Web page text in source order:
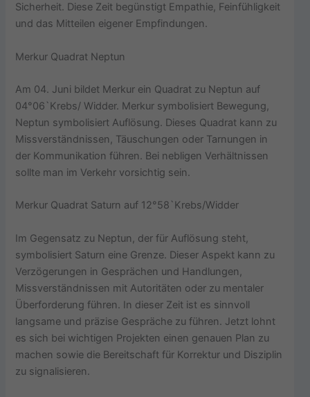
Sicherheit. Diese Zeit begünstigt Empathie, Feinfühligkeit
und das Mitteilen eigener Empfindungen.
Merkur Quadrat Neptun
Am 04. Juni bildet Merkur ein Quadrat zu Neptun auf
04°06`Krebs/ Widder. Merkur symbolisiert Bewegung,
Neptun symbolisiert Auflösung. Dieses Quadrat kann zu
Missverständnissen, Täuschungen oder Tarnungen in
der Kommunikation führen. Bei nebligen Verhältnissen
sollte man im Verkehr vorsichtig sein.
Merkur Quadrat Saturn auf 12°58`Krebs/Widder
Im Gegensatz zu Neptun, der für Auflösung steht,
symbolisiert Saturn eine Grenze. Dieser Aspekt kann zu
Verzögerungen in Gesprächen und Handlungen,
Missverständnissen mit Autoritäten oder zu mentaler
Überforderung führen. In dieser Zeit ist es sinnvoll
langsame und präzise Gespräche zu führen. Jetzt lohnt
es sich bei wichtigen Projekten einen genauen Plan zu
machen sowie die Bereitschaft für Korrektur und Disziplin
zu signalisieren.